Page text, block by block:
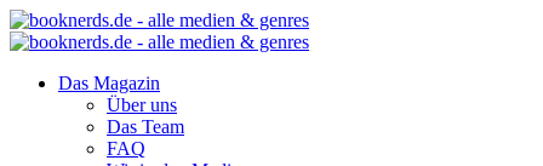
Das Magazin
Über uns
Das Team
FAQ